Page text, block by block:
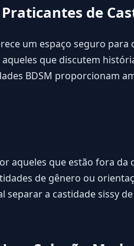
de
um espaço seguro para
que discutem
BDSM proporcionam
aqueles que estão fora da
de gênero ou
separar a castidade sissy